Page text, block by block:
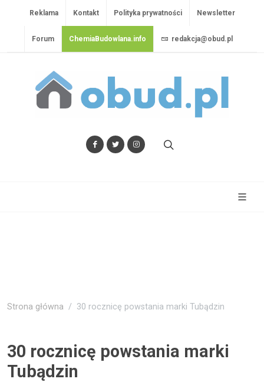
Reklama Kontakt Polityka prywatności Newsletter
Forum ChemiaBudowlana.info redakcja@obud.pl
Strona główna 30 rocznicę powstania marki Tubądzin
30 rocznicę powstania marki
Tubądzin